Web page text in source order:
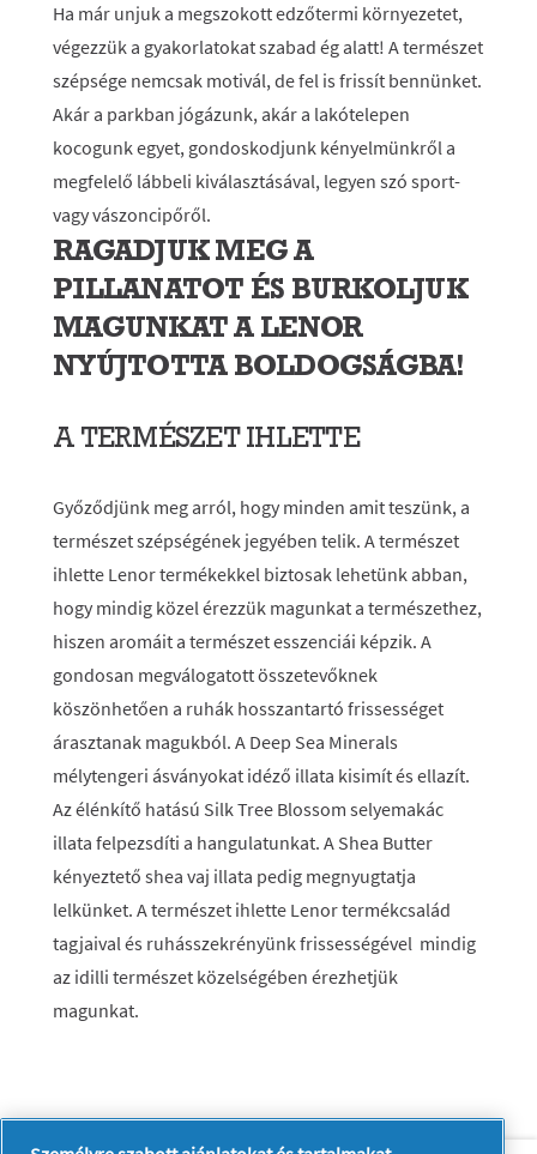
Ha már unjuk a megszokott edzőtermi környezetet,
végezzük a gyakorlatokat szabad ég alatt! A természet
szépsége nemcsak motivál, de fel is frissít bennünket.
Akár a parkban jógázunk, akár a lakótelepen
kocogunk egyet, gondoskodjunk kényelmünkről a
megfelelő lábbeli kiválasztásával, legyen szó sport-
vagy vászoncipőről.
RAGADJUK MEG A
PILLANATOT ÉS BURKOLJUK
MAGUNKAT A LENOR
NYÚJTOTTA BOLDOGSÁGBA!
A TERMÉSZET IHLETTE
Győződjünk meg arról, hogy minden amit teszünk, a
természet szépségének jegyében telik. A természet
ihlette Lenor termékekkel biztosak lehetünk abban,
hogy mindig közel érezzük magunkat a természethez,
hiszen aromáit a természet esszenciái képzik. A
gondosan megválogatott összetevőknek
köszönhetően a ruhák hosszantartó frissességet
árasztanak magukból. A Deep Sea Minerals
mélytengeri ásványokat idéző illata kisimít és ellazít.
Az élénkítő hatású Silk Tree Blossom selyemakác
illata felpezsdíti a hangulatunkat. A Shea Butter
kényeztető shea vaj illata pedig megnyugtatja
lelkünket. A természet ihlette Lenor termékcsalád
tagjaival és ruhásszekrényünk frissességével mindig
az idilli természet közelségében érezhetjük
magunkat.